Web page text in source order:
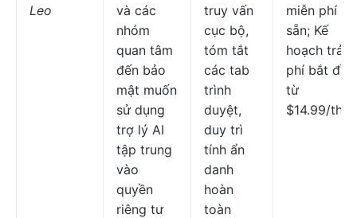
Leo
và các
nhóm
quan tâm
đến bảo
mật muốn
sử dụng
trợ lý AI
tập trung
vào
quyền
riêng tư
truy vấn
cục bộ,
tóm tắt
các tab
trình
duyệt,
duy trì
tính ẩn
danh
hoàn
toàn
miễn phí có
sẵn; Kế
hoạch trả
phí bắt đầu
từ
$14.99/